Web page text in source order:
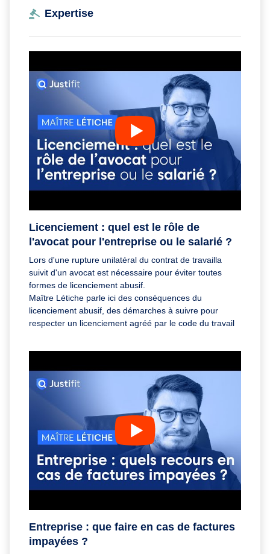
Expertise
Licenciement : quel est le rôle de
l'avocat pour l'entreprise ou le salarié ?
Lors d'une rupture unilatéral du contrat de travailla
suivit d'un avocat est nécessaire pour éviter toutes
formes de licenciement abusif.
Maître Létiche parle ici des conséquences du
licenciement abusif, des démarches à suivre pour
respecter un licenciement agréé par le code du travail
Entreprise : que faire en cas de factures
impayées ?